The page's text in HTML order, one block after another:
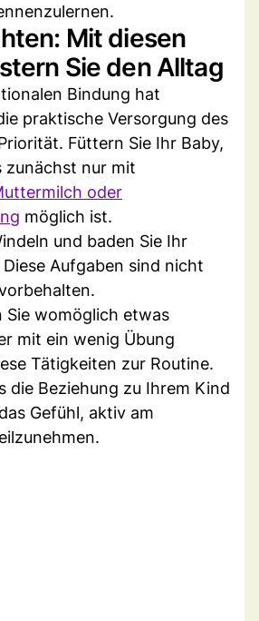
Mit diesen
Sie den Alltag
Bindung hat
praktische Versorgung des
Füttern Sie Ihr Baby,
zunächst nur mit
oder
möglich ist.
und baden Sie Ihr
Aufgaben sind nicht
Sie womöglich etwas
mit ein wenig Übung
Tätigkeiten zur Routine.
die Beziehung zu Ihrem Kind
Gefühl, aktiv am